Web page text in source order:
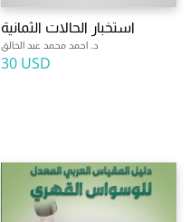
استخبار الحالات الثمانية
د. احمد محمد عبد الخالق
30 USD